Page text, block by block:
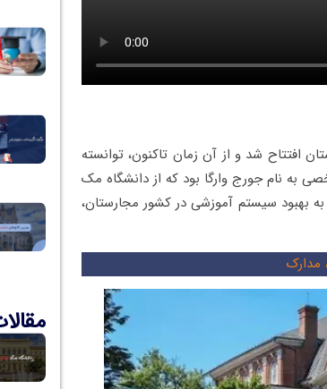
در مجارستان افتتاح شد و از آن زمان تاکنون، توانسته
به نام جورج وارگا بود که از دانشگاه مک
بهبود سیستم آموزشی در کشور مجارستان،